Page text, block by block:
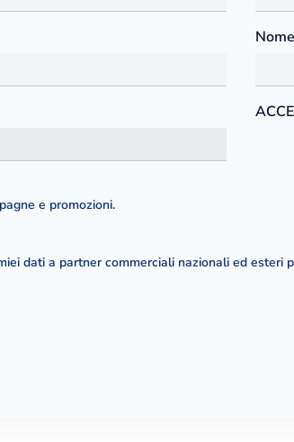
e promozioni.
dati a partner commerciali nazionali ed esteri